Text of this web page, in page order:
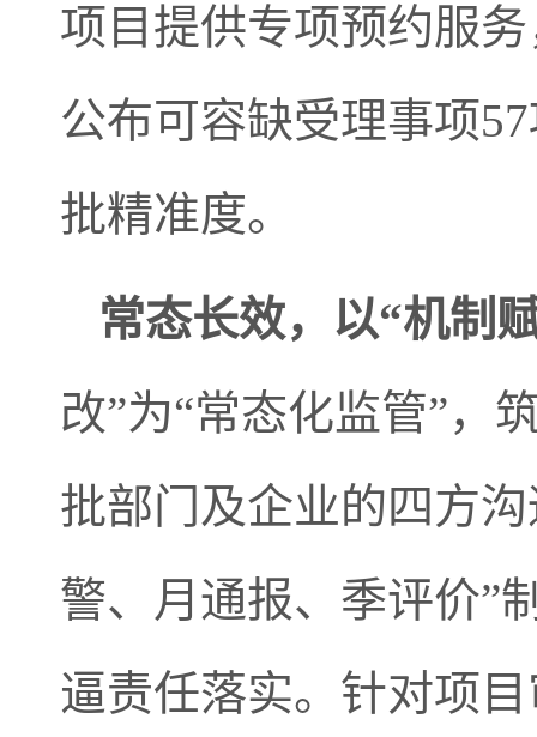
项目提供专项预约服
公布可容缺受理事项
批精准度。
常态长效，以“机制
改”为“常态化监管”，
批部门及企业的四方
警、月通报、季评价”
逼责任落实。针对项